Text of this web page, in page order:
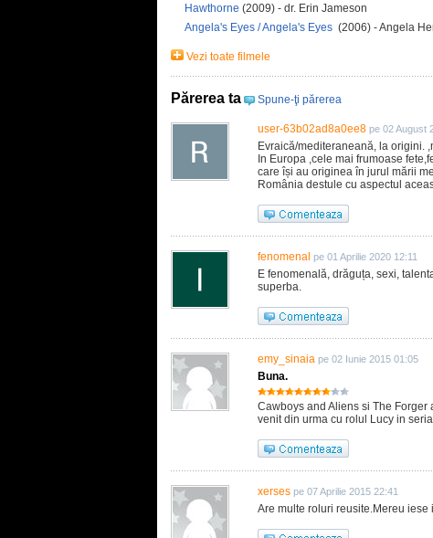
Hawthorne (2009) - dr. Erin Jameson
Angela's Eyes / Angela's Eyes (2006) - Angela
Vezi toate filmele
Părerea ta Spune-ţi părerea
user-63b02ad8a0ee8 pe 02 August
Evraică/mediteraneană, la origini.
In Europa ,cele mai frumoase
care își au originea în jurul mării
România destule cu aspectul
fenomenal pe 01 Aprilie 2020 12:11
E fenomenală, drăguța, sexi,
superba.
emy_sinaia pe 02 Iunie 2015 01:05
Buna.
Cawboys and Aliens si The Forger
venit din urma cu rolul Lucy in
xerses pe 07 Aprilie 2015 22:41
Are multe roluri reusite.Mereu iese